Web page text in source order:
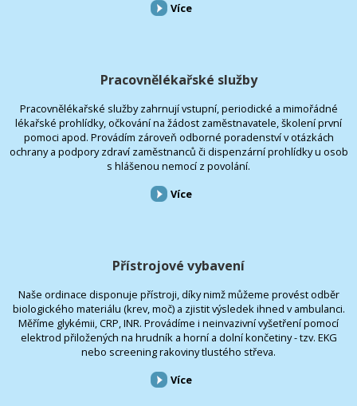
Více
Pracovnělékařské služby
Pracovnělékařské služby zahrnují vstupní, periodické a mimořádné
lékařské prohlídky, očkování na žádost zaměstnavatele, školení první
pomoci apod. Provádím zároveň odborné poradenství v otázkách
ochrany a podpory zdraví zaměstnanců či dispenzární prohlídky u osob
s hlášenou nemocí z povolání.
Více
Přístrojové vybavení
Naše ordinace disponuje přístroji, díky nimž můžeme provést odběr
biologického materiálu (krev, moč) a zjistit výsledek ihned v ambulanci.
Měříme glykémii, CRP, INR. Provádíme i neinvazivní vyšetření pomocí
elektrod přiložených na hrudník a horní a dolní končetiny - tzv. EKG
nebo screening rakoviny tlustého střeva.
Více